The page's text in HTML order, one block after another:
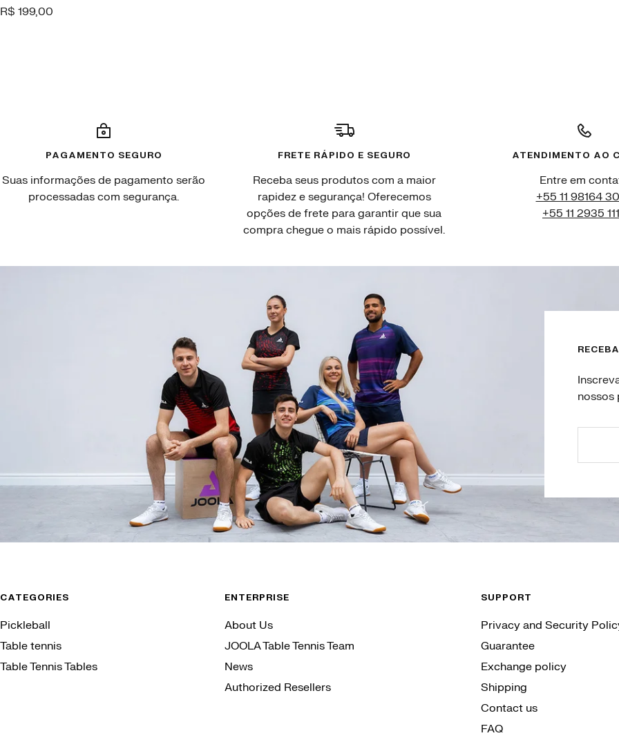
Offer
R$ 199,00
PAGAMENTO SEGURO
Suas informações de pagamento serão
processadas com segurança.
FRETE RÁPIDO E SEGURO
Receba seus produtos com a maior
rapidez e segurança! Oferecemos
opções de frete para garantir que sua
compra chegue o mais rápido possível.
ATENDIMENTO AO
Entre em
+55 11 98164
+55 11 2935
nossos
CATEGORIES
Pickleball
Table tennis
Table Tennis Tables
ENTERPRISE
About Us
JOOLA Table Tennis Team
News
Authorized Resellers
SUPPORT
Privacy and Security
Guarantee
Exchange policy
Shipping
Contact us
FAQ